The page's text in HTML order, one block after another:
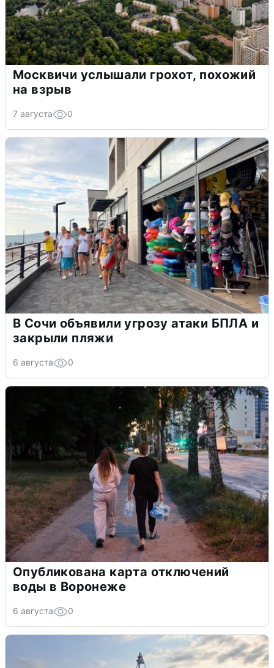
Москвичи услышали грохот, похожий
на взрыв
7 августа 0
В Сочи объявили угрозу атаки БПЛА и
закрыли пляжи
6 августа 0
Опубликована карта отключений
воды в Воронеже
6 августа 0